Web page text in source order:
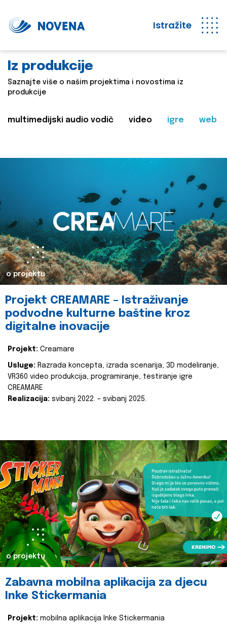
Istražite
Iz produkcije
Saznajte više o našim projektima i novostima iz
produkcije
multimedijski audio vodič video igre web
o projektu
Projekt CREAMARE – Istraživanje
podvodne kulturne baštine kroz
digitalne inovacije
Projekt: Creamare
Usluge: Razrada koncepta, izrada scenarija, 3D modeliranje,
VR360 video produkcija, programiranje, testiranje igre
CREAMARE
Realizacija: svibanj 2022. – svibanj 2025.
o projektu
Zabavna mobilna aplikacija za djecu
Inke Stickermania
Projekt: mobilna aplikacija Inke Stickermania